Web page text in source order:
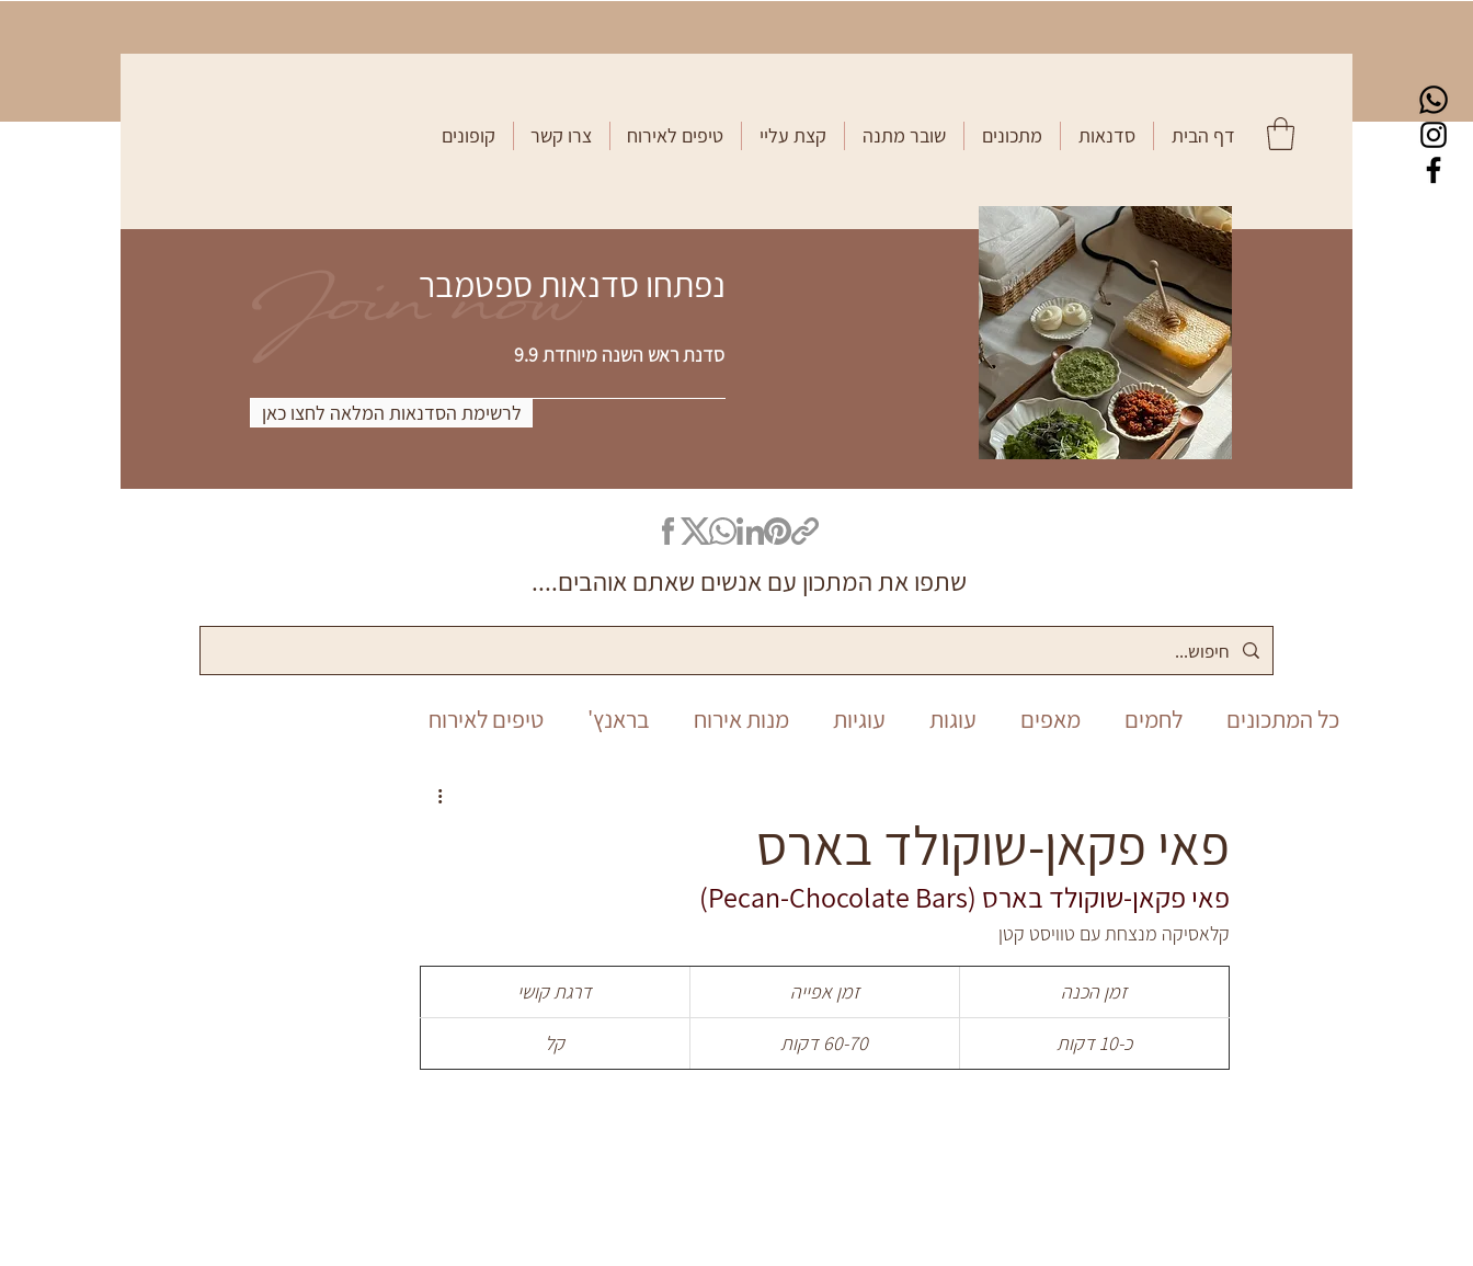
דף הבית סדנאות מתכונים שובר מתנה קצת עליי טיפים לאירוח צרו קשר קופונים
Join now
נפתחו סדנאות ספטמבר
סדנת ראש השנה מיוחדת 9.9
לרשימת הסדנאות המלאה לחצו כאן
שתפו את המתכון עם אנשים שאתם אוהבים....
כל המתכונים לחמים מאפים עוגות עוגיות מנות אירוח בראנץ' טיפים לאירוח
יום העצמאות שבועות
פאי פקאן-שוקולד בארס
פאי פקאן-שוקולד בארס (Pecan-Chocolate Bars)
קלאסיקה מנצחת עם טוויסט קטן
זמן הכנה זמן אפייה דרגת קושי
כ-10 דקות 60-70 דקות קל